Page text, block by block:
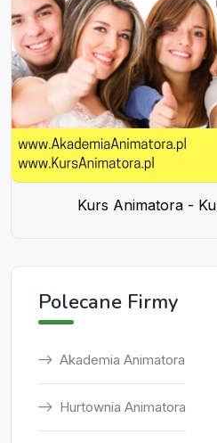
Kurs Animatora -
Polecane Firmy
Akademia Animatora
Hurtownia Animatora